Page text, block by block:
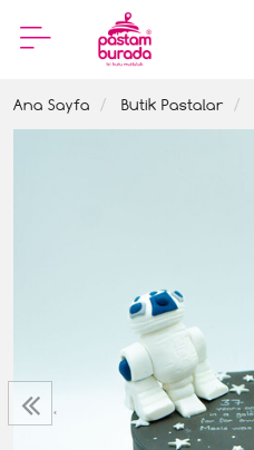
Ana Sayfa Butik Pastalar
‹